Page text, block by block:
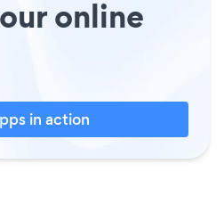
online
in action